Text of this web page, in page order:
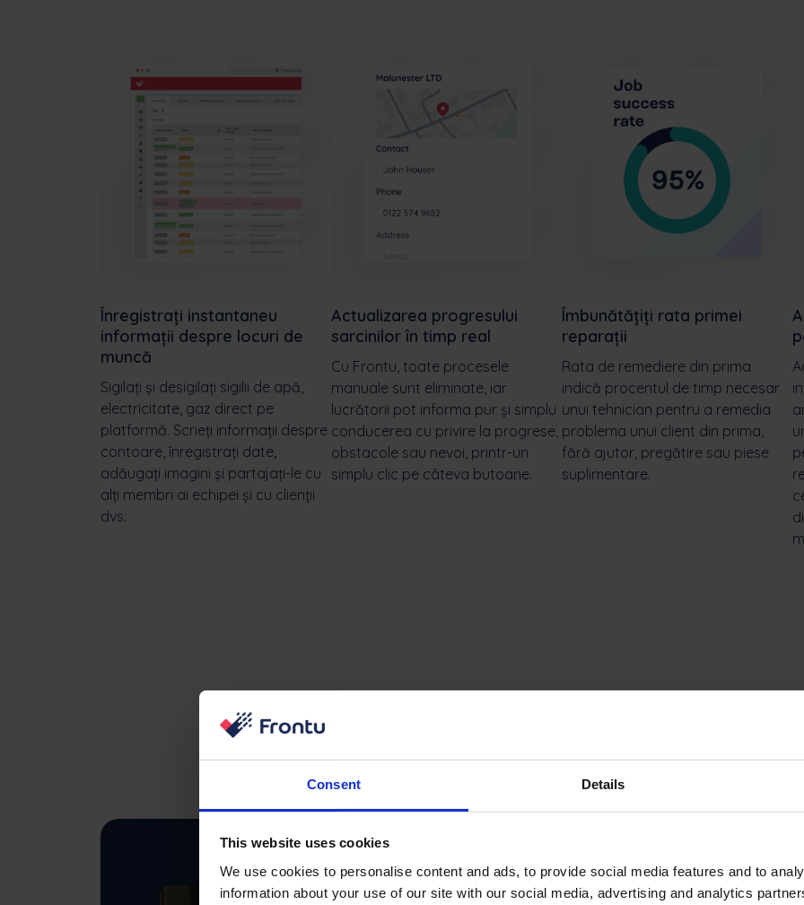
Consent Details
This website uses cookies
We use cookies to personalise content and ads, to provide social media features and to
information about your use of our site with our social media, advertising and analytics
Înregistrați instantaneu
informații despre locuri de
muncă
Sigilați și desigilați sigilii de apă,
electricitate, gaz direct pe
platformă. Scrieți informații despre
contoare, înregistrați date,
adăugați imagini și partajați-le cu
alți membri ai echipei și cu clienții
dvs.
Actualizarea progresului
sarcinilor în timp real
Cu Frontu, toate procesele
manuale sunt eliminate, iar
lucrătorii pot informa pur și simplu
conducerea cu privire la progrese,
obstacole sau nevoi, printr-un
simplu clic pe câteva butoane.
Îmbunătățiți rata primei
reparații
Rata de remediere din prima
indică procentul de timp necesar
unui tehnician pentru a remedia
problema unui client din prima,
fără ajutor, pregătire sau piese
suplimentare.
Ce spun clienții noștri